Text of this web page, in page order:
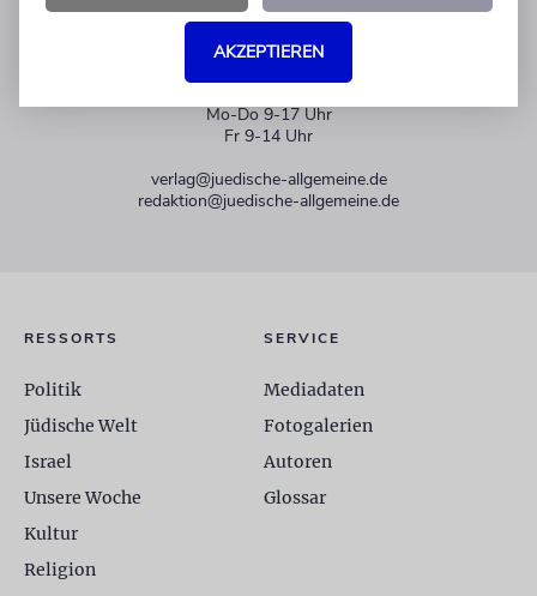
KUNDENSERVICE
Mo-Do 9-17 Uhr
Fr 9-14 Uhr
verlag@juedische-allgemeine.de
redaktion@juedische-allgemeine.de
RESSORTS
Politik
Jüdische Welt
Israel
Unsere Woche
Kultur
Religion
SERVICE
Mediadaten
Fotogalerien
Autoren
Glossar
AKZEPTIEREN